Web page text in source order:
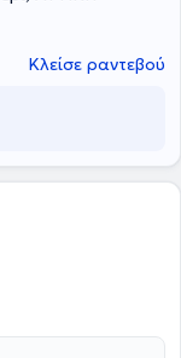
Κλείσε ραντεβού